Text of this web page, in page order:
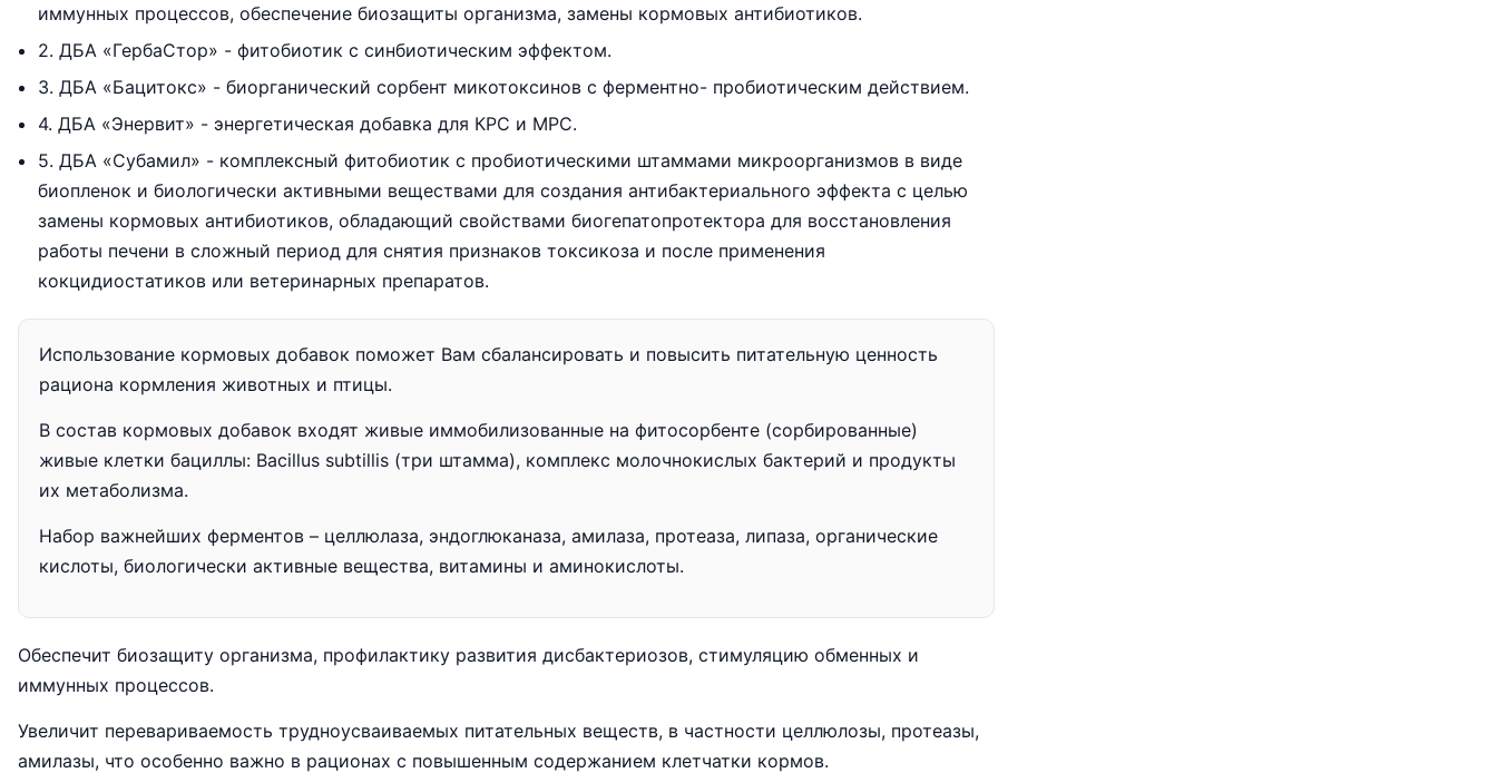
иммунных процессов, обеспечение биозащиты организма, замены кормовых антибиотиков.
2. ДБА «ГербаСтор» - фитобиотик с синбиотическим эффектом.
3. ДБА «Бацитокс» - биорганический сорбент микотоксинов с ферментно- пробиотическим действием.
4. ДБА «Энервит» - энергетическая добавка для КРС и МРС.
5. ДБА «Субамил» - комплексный фитобиотик с пробиотическими штаммами микроорганизмов в виде
биопленок и биологически активными веществами для создания антибактериального эффекта с целью
замены кормовых антибиотиков, обладающий свойствами биогепатопротектора для восстановления
работы печени в сложный период для снятия признаков токсикоза и после применения
кокцидиостатиков или ветеринарных препаратов.
Использование кормовых добавок поможет Вам сбалансировать и повысить питательную ценность
рациона кормления животных и птицы.
В состав кормовых добавок входят живые иммобилизованные на фитосорбенте (сорбированные)
живые клетки бациллы: Bacillus subtillis (три штамма), комплекс молочнокислых бактерий и продукты
их метаболизма.
Набор важнейших ферментов – целлюлаза, эндоглюканаза, амилаза, протеаза, липаза, органические
кислоты, биологически активные вещества, витамины и аминокислоты.
Обеспечит биозащиту организма, профилактику развития дисбактериозов, стимуляцию обменных и
иммунных процессов.
Увеличит перевариваемость трудноусваиваемых питательных веществ, в частности целлюлозы, протеазы,
амилазы, что особенно важно в рационах с повышенным содержанием клетчатки кормов.